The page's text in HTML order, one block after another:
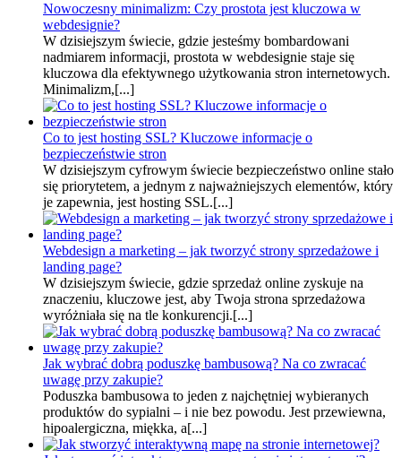
Nowoczesny minimalizm: Czy prostota jest kluczowa w
webdesignie?
W dzisiejszym świecie, gdzie jesteśmy bombardowani
nadmiarem informacji, prostota w webdesignie staje się
kluczowa dla efektywnego użytkowania stron internetowych.
Minimalizm,[...]
Co to jest hosting SSL? Kluczowe informacje o
bezpieczeństwie stron
W dzisiejszym cyfrowym świecie bezpieczeństwo online stało
się priorytetem, a jednym z najważniejszych elementów, który
je zapewnia, jest hosting SSL.[...]
Webdesign a marketing – jak tworzyć strony sprzedażowe i
landing page?
W dzisiejszym świecie, gdzie sprzedaż online zyskuje na
znaczeniu, kluczowe jest, aby Twoja strona sprzedażowa
wyróżniała się na tle konkurencji.[...]
Jak wybrać dobrą poduszkę bambusową? Na co zwracać
uwagę przy zakupie?
Poduszka bambusowa to jeden z najchętniej wybieranych
produktów do sypialni – i nie bez powodu. Jest przewiewna,
hipoalergiczna, miękka, a[...]